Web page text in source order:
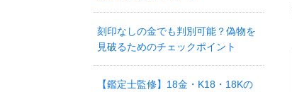
刻印なしの金でも判別可能？偽物を
見破るためのチェックポイント
【鑑定士監修】18金・K18・18Kの